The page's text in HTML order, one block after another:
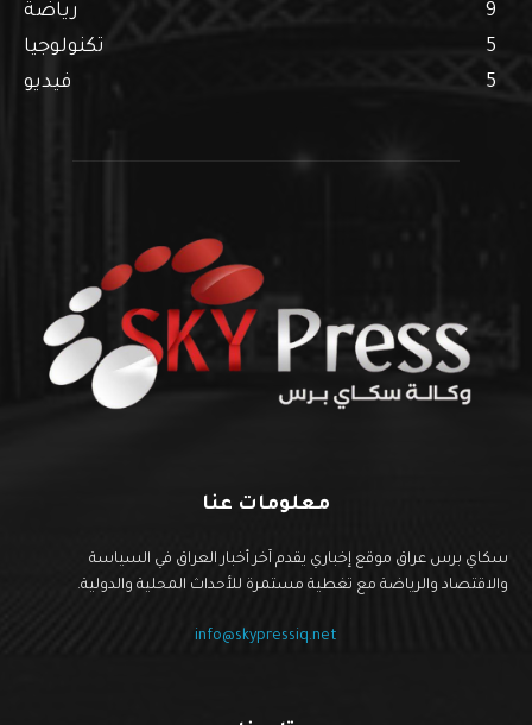
رياضة
9
تكنولوجيا
5
فيديو
5
معلومات عنا
سكاي برس عراق موقع إخباري يقدم آخر أخبار العراق في السياسة
والاقتصاد والرياضة مع تغطية مستمرة للأحداث المحلية والدولية.
info@skypressiq.net